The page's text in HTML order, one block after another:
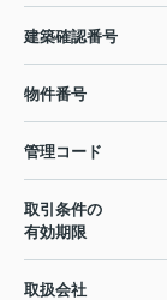
建築確認番号
物件番号
管理コード
取引条件の
有効期限
取扱会社